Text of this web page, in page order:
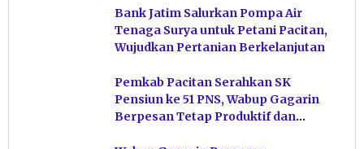
Bank Jatim Salurkan Pompa Air
Tenaga Surya untuk Petani Pacitan,
Wujudkan Pertanian Berkelanjutan
Pemkab Pacitan Serahkan SK
Pensiun ke 51 PNS, Wabup Gagarin
Berpesan Tetap Produktif dan